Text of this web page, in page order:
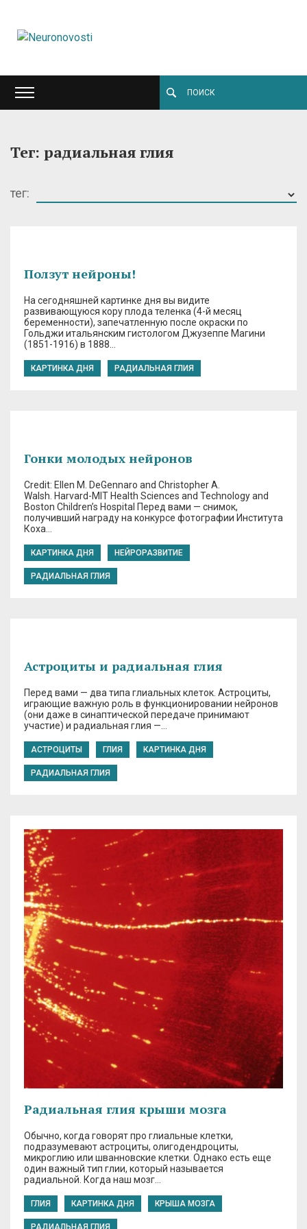
Тег: радиальная глия
тег:
Ползут нейроны!
На сегодняшней картинке дня вы видите
развивающуюся кору плода теленка (4-й месяц
беременности), запечатленную после окраски по
Гольджи итальянским гистологом Джузеппе Магини
(1851-1916) в 1888…
КАРТИНКА ДНЯ РАДИАЛЬНАЯ ГЛИЯ
Гонки молодых нейронов
Credit: Ellen M. DeGennaro and Christopher A.
Walsh. Harvard-MIT Health Sciences and Technology and
Boston Children’s Hospital Перед вами — снимок,
получивший награду на конкурсе фотографии Института
Коха…
КАРТИНКА ДНЯ НЕЙРОРАЗВИТИЕ
РАДИАЛЬНАЯ ГЛИЯ
Астроциты и радиальная глия
Перед вами — два типа глиальных клеток. Астроциты,
играющие важную роль в функционировании нейронов
(они даже в синаптической передаче принимают
участие) и радиальная глия —…
АСТРОЦИТЫ ГЛИЯ КАРТИНКА ДНЯ
РАДИАЛЬНАЯ ГЛИЯ
Радиальная глия крыши мозга
Обычно, когда говорят про глиальные клетки,
подразумевают астроциты, олигодендроциты,
микроглию или шванновские клетки. Однако есть еще
один важный тип глии, который называется
радиальной. Когда наш мозг…
ГЛИЯ КАРТИНКА ДНЯ КРЫША МОЗГА
РАДИАЛЬНАЯ ГЛИЯ